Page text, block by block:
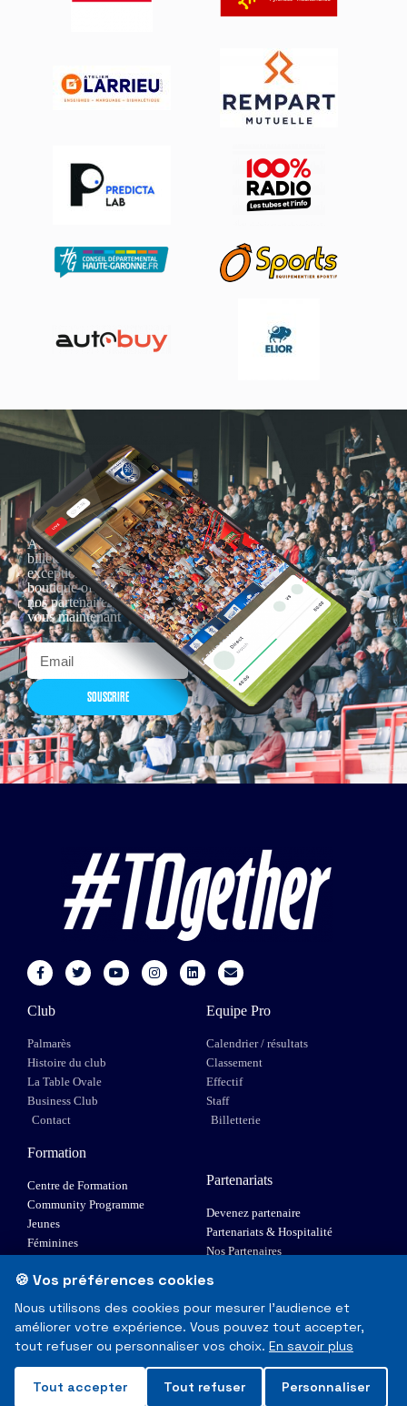
Actualités, nouveautés,
billetterie, remises
exceptionnelles dans la
boutique officielles & chez
nos partenaires… Inscrivez-
vous maintenant
SOUSCRIRE
Club
Palmarès
Histoire du club
La Table Ovale
Business Club
Contact
Equipe Pro
Calendrier / résultats
Classement
Effectif
Staff
Billetterie
Formation
Centre de Formation
Community Programme
Jeunes
Féminines
Elite 1
Partenariats
Devenez partenaire
Partenariats & Hospitalité
Nos Partenaires
© Toulouse Olympique XIII - Tous droits réservés
Mentions Légales & RGPD
🍪 Vos préférences cookies
Nous utilisons des cookies pour mesurer l'audience et
améliorer votre expérience. Vous pouvez tout accepter,
tout refuser ou personnaliser vos choix. En savoir plus
Tout accepter Tout refuser Personnaliser